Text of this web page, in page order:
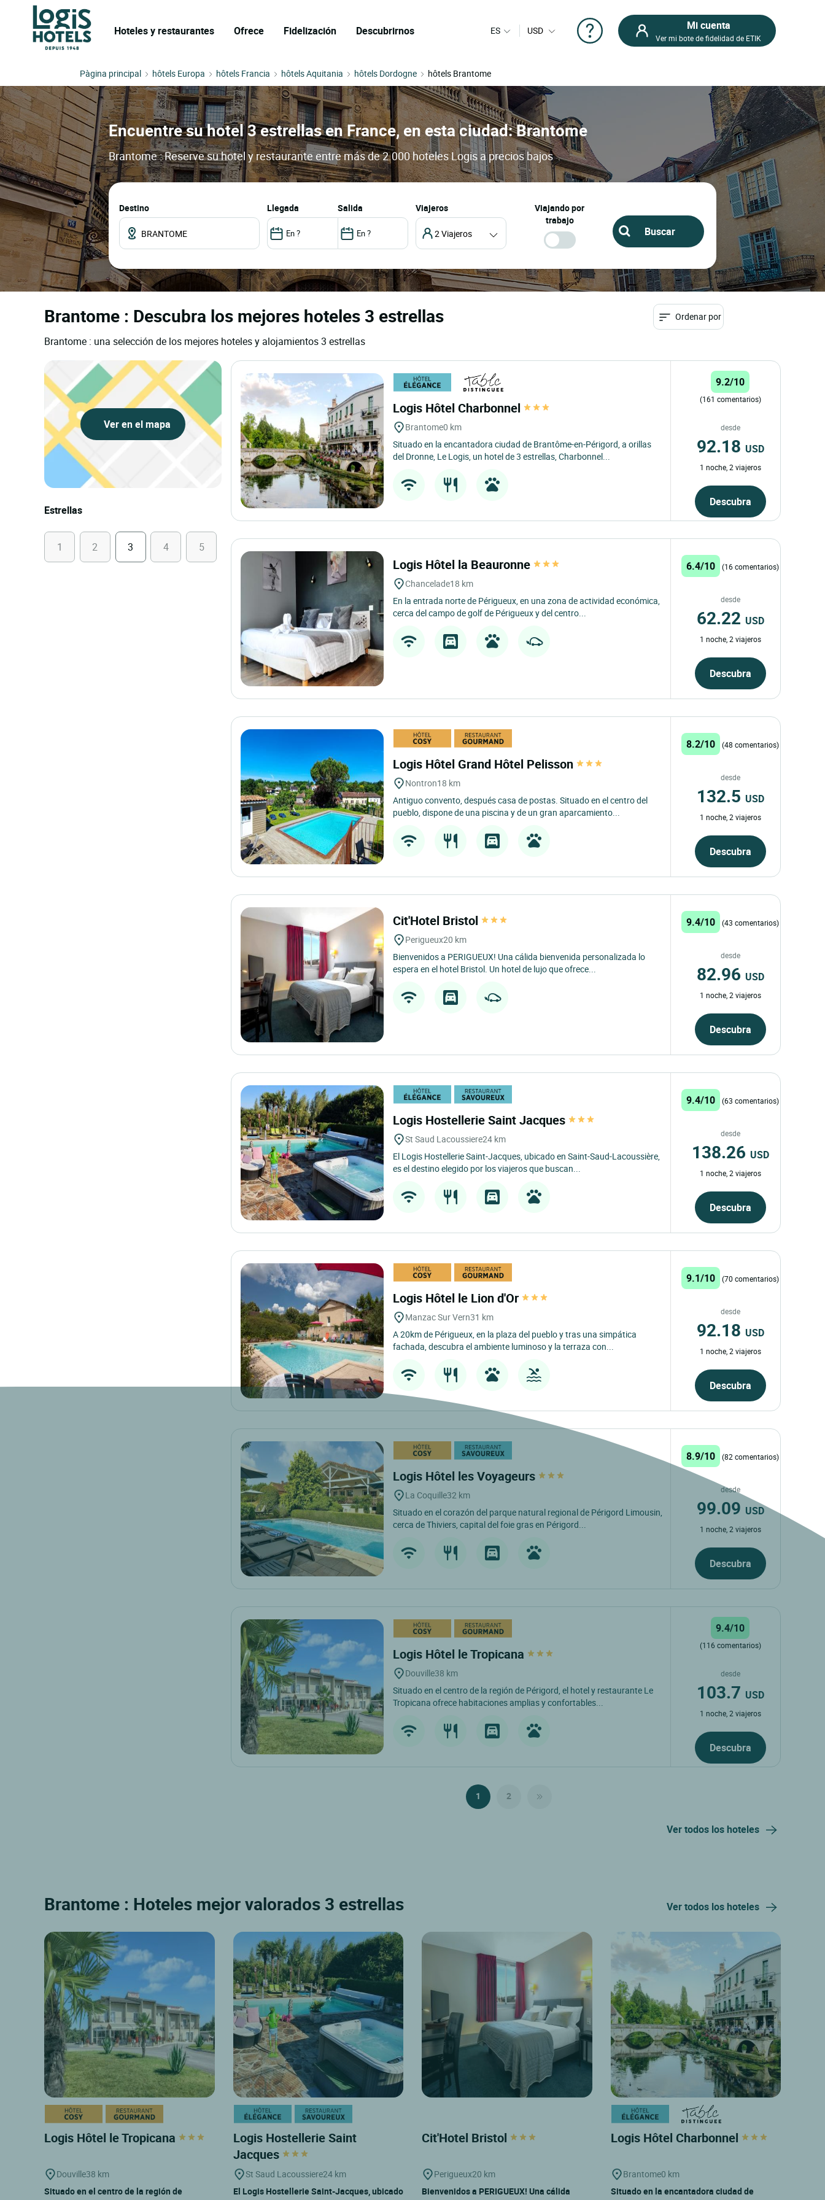
Hoteles y restaurantes Ofrece Fidelización Descubrirnos ES USD Mi cuenta
Ver mi bote de fidelidad de ETIK
Pàgina principal hôtels Europa hôtels Francia hôtels Aquitania hôtels Dordogne hôtels Brantome
Encuentre su hotel 3 estrellas en France, en esta ciudad: Brantome
Brantome : Reserve su hotel y restaurante entre más de 2.000 hoteles Logis a precios bajos
Destino llegada salida Viajeros
2 Viajeros
Viajando por
trabajo
Brantome : Descubra los mejores hoteles 3 estrellas
Brantome : una selección de los mejores hoteles y alojamientos 3 estrellas
Ordenar por
Ver en el mapa
Estrellas
1 2 3 4 5
Logis Hôtel Charbonnel
Brantome0 km
Situado en la encantadora ciudad de Brantôme-en-Périgord, a orillas
del Dronne, Le Logis, un hotel de 3 estrellas, Charbonnel...
9.2/10
(161 comentarios)
desde
92.18 USD
1 noche, 2 viajeros
Descubra
Logis Hôtel la Beauronne
Chancelade18 km
En la entrada norte de Périgueux, en una zona de actividad económica,
cerca del campo de golf de Périgueux y del centro...
6.4/10 (16 comentarios)
desde
62.22 USD
1 noche, 2 viajeros
Descubra
Logis Hôtel Grand Hôtel Pelisson
Nontron18 km
Antiguo convento, después casa de postas. Situado en el centro del
pueblo, dispone de una piscina y de un gran aparcamiento...
8.2/10 (48 comentarios)
desde
132.5 USD
1 noche, 2 viajeros
Descubra
Cit'Hotel Bristol
Perigueux20 km
Bienvenidos a PERIGUEUX! Una cálida bienvenida personalizada lo
espera en el hotel Bristol. Un hotel de lujo que ofrece...
9.4/10 (43 comentarios)
desde
82.96 USD
1 noche, 2 viajeros
Descubra
Logis Hostellerie Saint Jacques
St Saud Lacoussiere24 km
El Logis Hostellerie Saint-Jacques, ubicado en Saint-Saud-Lacoussière,
es el destino elegido por los viajeros que buscan...
9.4/10 (63 comentarios)
desde
138.26 USD
1 noche, 2 viajeros
Descubra
Logis Hôtel le Lion d'Or
Manzac Sur Vern31 km
A 20km de Périgueux, en la plaza del pueblo y tras una simpática
fachada, descubra el ambiente luminoso y la terraza con...
9.1/10 (70 comentarios)
desde
92.18 USD
1 noche, 2 viajeros
Descubra
Logis Hôtel les Voyageurs
La Coquille32 km
Situado en el corazón del parque natural regional de Périgord Limousin,
cerca de Thiviers, capital del foie gras en Périgord...
8.9/10 (82 comentarios)
desde
99.09 USD
1 noche, 2 viajeros
Descubra
Logis Hôtel le Tropicana
Douville38 km
Situado en el centro de la región de Périgord, el hotel y restaurante Le
Tropicana ofrece habitaciones amplias y confortables...
9.4/10
(116 comentarios)
desde
103.7 USD
1 noche, 2 viajeros
Descubra
1 2
Ver todos los hoteles
Brantome : Hoteles mejor valorados 3 estrellas Ver todos los hoteles
Logis Hôtel le Tropicana
Douville38 km
Situado en el centro de la región de
Logis Hostellerie Saint
Jacques
St Saud Lacoussiere24 km
El Logis Hostellerie Saint-Jacques, ubicado
Cit'Hotel Bristol
Perigueux20 km
Bienvenidos a PERIGUEUX! Una cálida
Logis Hôtel Charbonnel
Brantome0 km
Situado en la encantadora ciudad de